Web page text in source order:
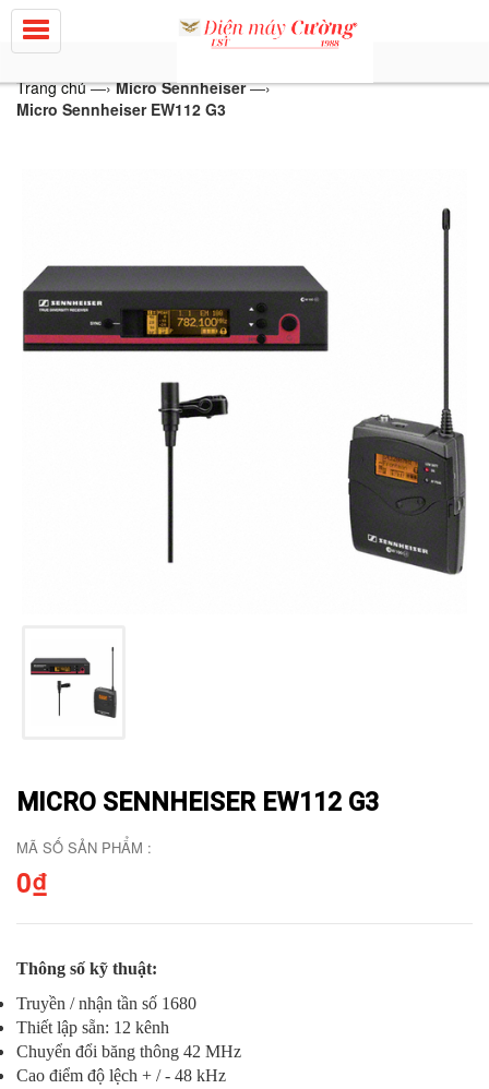
Trang chủ—› Micro Sennheiser—›
Micro Sennheiser EW112 G3
MICRO SENNHEISER EW112 G3
MÃ SỐ SẢN PHẨM :
0₫
Thông số kỹ thuật:
Truyền / nhận tần số 1680
Thiết lập sẵn: 12 kênh
Chuyển đổi băng thông 42 MHz
Cao điểm độ lệch + / - 48 kHz